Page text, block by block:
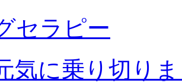
セラピー
気に乗り切り